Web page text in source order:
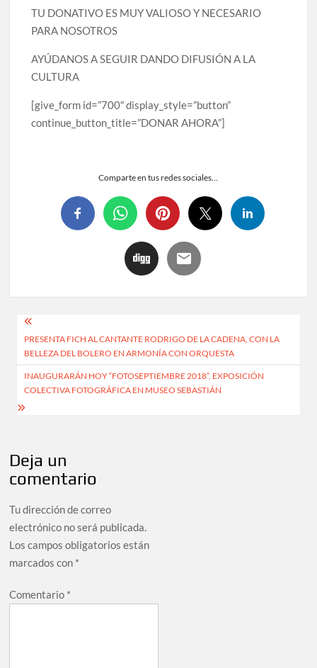
TU DONATIVO ES MUY VALIOSO Y NECESARIO
PARA NOSOTROS
AYÚDANOS A SEGUIR DANDO DIFUSIÓN A LA
CULTURA
[give_form id=”700″ display_style=”button”
continue_button_title=”DONAR AHORA”]
Comparte en tus redes sociales...
PRESENTA FICH AL CANTANTE RODRIGO DE LA CADENA, CON LA
BELLEZA DEL BOLERO EN ARMONÍA CON ORQUESTA
INAUGURARÁN HOY “FOTOSEPTIEMBRE 2018”, EXPOSICIÓN
COLECTIVA FOTOGRÁFICA EN MUSEO SEBASTIÁN
Deja un
comentario
Tu dirección de correo
electrónico no será publicada.
Los campos obligatorios están
marcados con *
Comentario *